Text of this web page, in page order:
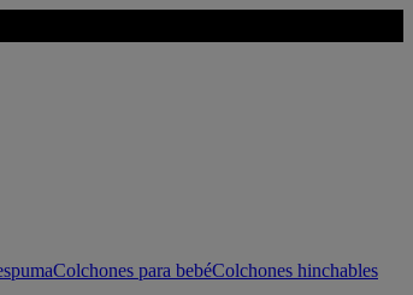
Colchones para bebéColchones hinchables